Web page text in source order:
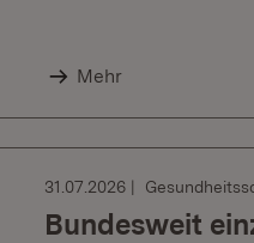
Mehr
31.07.2026
Bundesweit